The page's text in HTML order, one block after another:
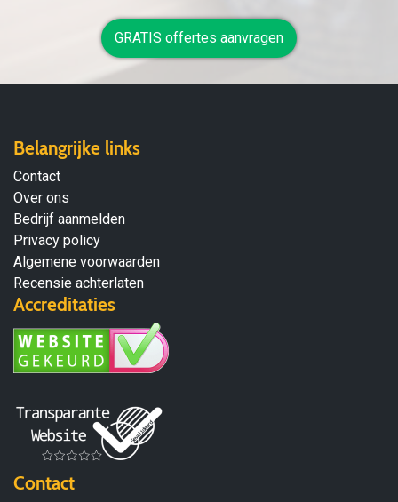
GRATIS offertes aanvragen
Belangrijke links
Contact
Over ons
Bedrijf aanmelden
Privacy policy
Algemene voorwaarden
Recensie achterlaten
Accreditaties
Contact